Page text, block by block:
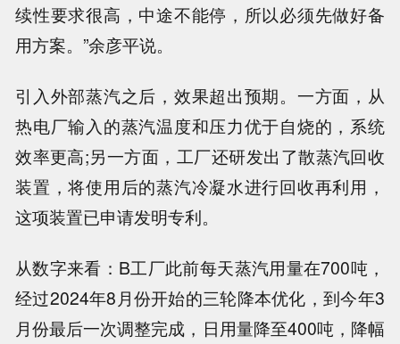
续性要求很高，中途不能停，所以必须先做好备
用方案。”余彦平说。
引入外部蒸汽之后，效果超出预期。一方面，从
热电厂输入的蒸汽温度和压力优于自烧的，系统
效率更高;另一方面，工厂还研发出了散蒸汽回收
装置，将使用后的蒸汽冷凝水进行回收再利用，
这项装置已申请发明专利。
从数字来看：B工厂此前每天蒸汽用量在700吨，
经过2024年8月份开始的三轮降本优化，到今年3
月份最后一次调整完成，日用量降至400吨，降幅